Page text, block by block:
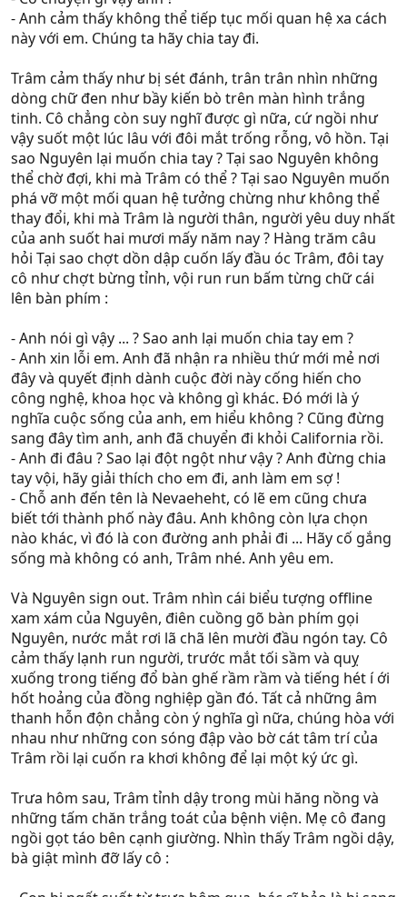
- Anh cảm thấy không thể tiếp tục mối quan hệ xa cách
này với em. Chúng ta hãy chia tay đi.
Trâm cảm thấy như bị sét đánh, trân trân nhìn những
dòng chữ đen như bầy kiến bò trên màn hình trắng
tinh. Cô chẳng còn suy nghĩ được gì nữa, cứ ngồi như
vậy suốt một lúc lâu với đôi mắt trống rỗng, vô hồn. Tại
sao Nguyên lại muốn chia tay ? Tại sao Nguyên không
thể chờ đợi, khi mà Trâm có thể ? Tại sao Nguyên muốn
phá vỡ một mối quan hệ tưởng chừng như không thể
thay đổi, khi mà Trâm là người thân, người yêu duy nhất
của anh suốt hai mươi mấy năm nay ? Hàng trăm câu
hỏi Tại sao chợt dồn dập cuốn lấy đầu óc Trâm, đôi tay
cô như chợt bừng tỉnh, vội run run bấm từng chữ cái
lên bàn phím :
- Anh nói gì vậy ... ? Sao anh lại muốn chia tay em ?
- Anh xin lỗi em. Anh đã nhận ra nhiều thứ mới mẻ nơi
đây và quyết định dành cuộc đời này cống hiến cho
công nghệ, khoa học và không gì khác. Đó mới là ý
nghĩa cuộc sống của anh, em hiểu không ? Cũng đừng
sang đây tìm anh, anh đã chuyển đi khỏi California rồi.
- Anh đi đâu ? Sao lại đột ngột như vậy ? Anh đừng chia
tay vội, hãy giải thích cho em đi, anh làm em sợ !
- Chỗ anh đến tên là Nevaeheht, có lẽ em cũng chưa
biết tới thành phố này đâu. Anh không còn lựa chọn
nào khác, vì đó là con đường anh phải đi ... Hãy cố gắng
sống mà không có anh, Trâm nhé. Anh yêu em.
Và Nguyên sign out. Trâm nhìn cái biểu tượng offline
xam xám của Nguyên, điên cuồng gõ bàn phím gọi
Nguyên, nước mắt rơi lã chã lên mười đầu ngón tay. Cô
cảm thấy lạnh run người, trước mắt tối sầm và quỵ
xuống trong tiếng đổ bàn ghế rầm rầm và tiếng hét í ới
hốt hoảng của đồng nghiệp gần đó. Tất cả những âm
thanh hỗn độn chẳng còn ý nghĩa gì nữa, chúng hòa với
nhau như những con sóng đập vào bờ cát tâm trí của
Trâm rồi lại cuốn ra khơi không để lại một ký ức gì.
Trưa hôm sau, Trâm tỉnh dậy trong mùi hăng nồng và
những tấm chăn trắng toát của bệnh viện. Mẹ cô đang
ngồi gọt táo bên cạnh giường. Nhìn thấy Trâm ngồi dậy,
bà giật mình đỡ lấy cô :